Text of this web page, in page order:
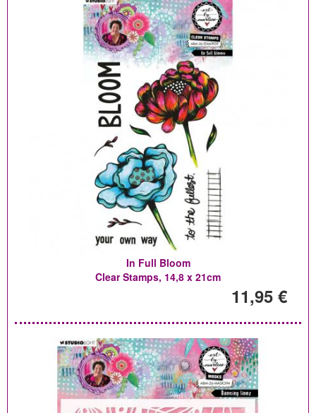
In Full Bloom
Clear Stamps, 14,8 x 21cm
11,95 €